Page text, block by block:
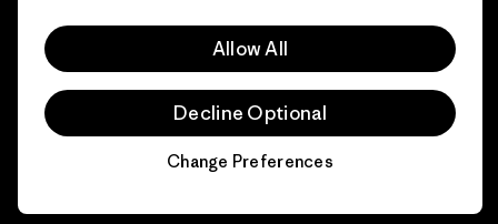
Allow All
Decline Optional
Change Preferences